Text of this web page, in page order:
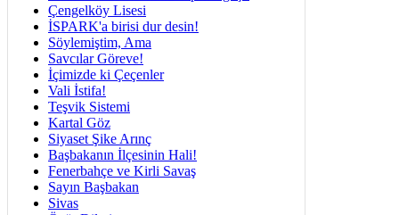
Çengelköy Lisesi
İSPARK'a birisi dur desin!
Söylemiştim, Ama
Savcılar Göreve!
İçimizde ki Çeçenler
Vali İstifa!
Teşvik Sistemi
Kartal Göz
Siyaset Şike Arınç
Başbakanın İlçesinin Hali!
Fenerbahçe ve Kirli Savaş
Sayın Başbakan
Sivas